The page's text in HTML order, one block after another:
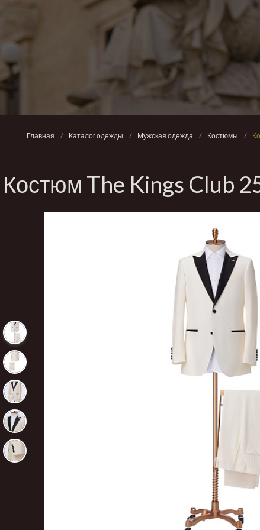
Главная / Каталог одежды / Мужская одежда / Костюмы /
Костюм The Kings Club